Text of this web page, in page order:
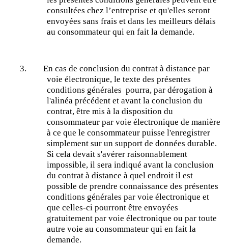
consultées chez l’entreprise et qu'elles seront
envoyées sans frais et dans les meilleurs délais
au consommateur qui en fait la demande.
3.
En cas de conclusion du contrat à distance par
voie électronique, le texte des présentes
conditions générales pourra, par dérogation à
l'alinéa précédent et avant la conclusion du
contrat, être mis à la disposition du
consommateur par voie électronique de manière
à ce que le consommateur puisse l'enregistrer
simplement sur un support de données durable.
Si cela devait s'avérer raisonnablement
impossible, il sera indiqué avant la conclusion
du contrat à distance à quel endroit il est
possible de prendre connaissance des présentes
conditions générales par voie électronique et
que celles-ci pourront être envoyées
gratuitement par voie électronique ou par toute
autre voie au consommateur qui en fait la
demande.